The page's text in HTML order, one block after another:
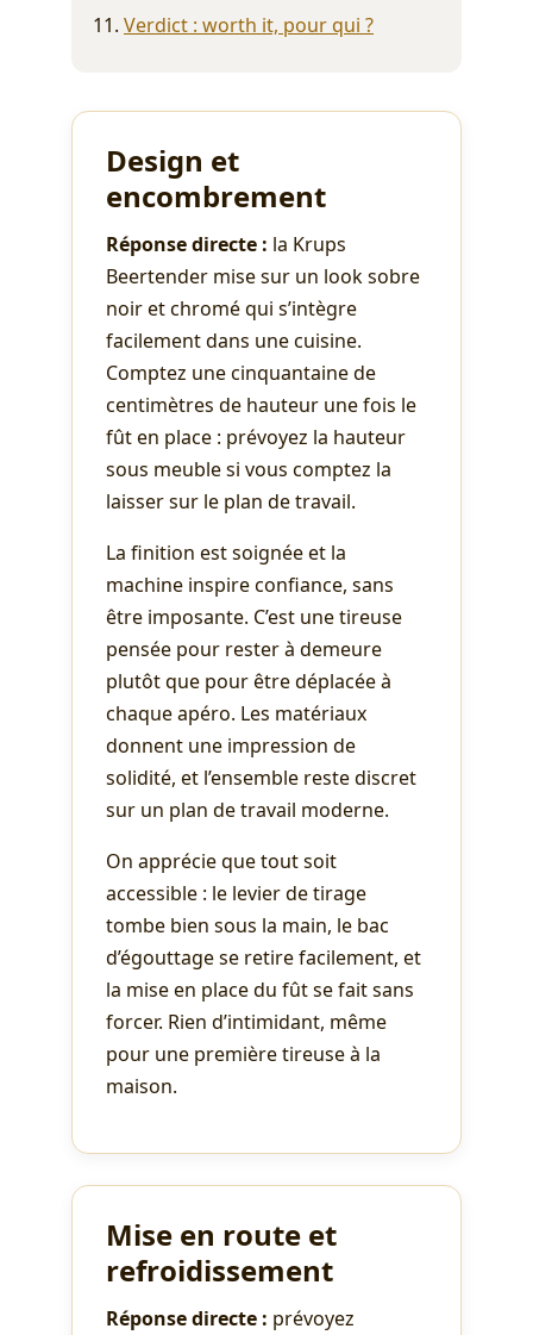
Verdict : worth it, pour qui ?
Design et
encombrement
Réponse directe : la Krups
Beertender mise sur un look sobre
noir et chromé qui s’intègre
facilement dans une cuisine.
Comptez une cinquantaine de
centimètres de hauteur une fois le
fût en place : prévoyez la hauteur
sous meuble si vous comptez la
laisser sur le plan de travail.
La finition est soignée et la
machine inspire confiance, sans
être imposante. C’est une tireuse
pensée pour rester à demeure
plutôt que pour être déplacée à
chaque apéro. Les matériaux
donnent une impression de
solidité, et l’ensemble reste discret
sur un plan de travail moderne.
On apprécie que tout soit
accessible : le levier de tirage
tombe bien sous la main, le bac
d’égouttage se retire facilement, et
la mise en place du fût se fait sans
forcer. Rien d’intimidant, même
pour une première tireuse à la
maison.
Mise en route et
refroidissement
Réponse directe : prévoyez